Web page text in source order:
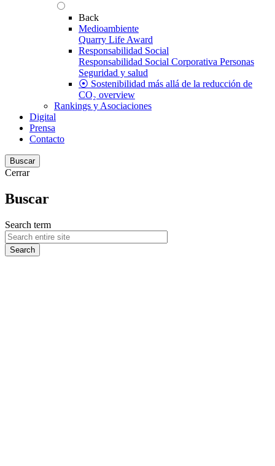
Back
Medioambiente
Quarry Life Award
Responsabilidad Social
Responsabilidad Social Corporativa Personas
Seguridad y salud
⦿ Sostenibilidad más allá de la reducción de
CO₂ overview
Rankings y Asociaciones
Digital
Prensa
Contacto
Buscar
Cerrar
Buscar
Search term